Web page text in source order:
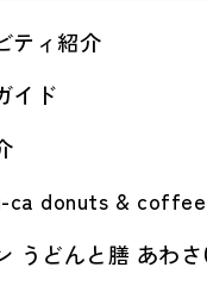
ティ紹介
イド
ca donuts & coffee
うどんと膳 あわさ